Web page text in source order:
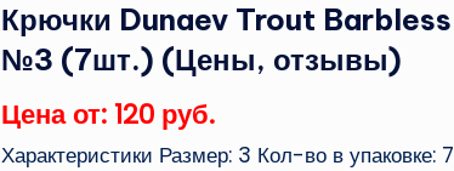
Крючки Dunaev Trout Barbless
№3 (7шт.) (Цены, отзывы)
Цена от: 120 руб.
Характеристики Размер: 3 Кол-во в упаковке: 7